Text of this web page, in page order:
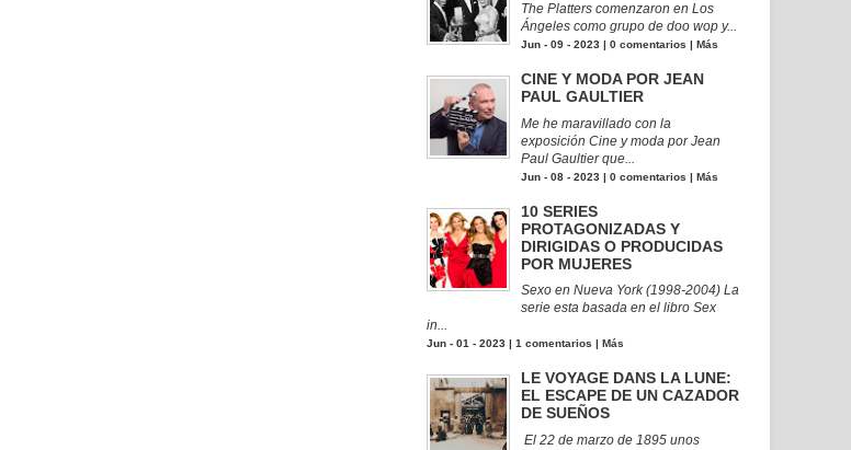
The Platters comenzaron en Los
Ángeles como grupo de doo wop y...
Jun - 09 - 2023 | 0 comentarios | Más
CINE Y MODA POR JEAN
PAUL GAULTIER
Me he maravillado con la
exposición Cine y moda por Jean
Paul Gaultier que...
Jun - 08 - 2023 | 0 comentarios | Más
10 SERIES
PROTAGONIZADAS Y
DIRIGIDAS O PRODUCIDAS
POR MUJERES
Sexo en Nueva York (1998-2004) La
serie esta basada en el libro Sex
in...
Jun - 01 - 2023 | 1 comentarios | Más
LE VOYAGE DANS LA LUNE:
EL ESCAPE DE UN CAZADOR
DE SUEÑOS
El 22 de marzo de 1895 unos